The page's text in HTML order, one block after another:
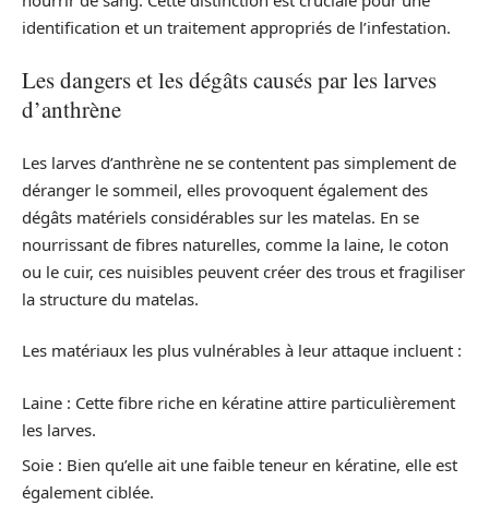
identification et un traitement appropriés de l’infestation.
Les dangers et les dégâts causés par les larves
d’anthrène
Les larves d’anthrène ne se contentent pas simplement de
déranger le sommeil, elles provoquent également des
dégâts matériels considérables sur les matelas. En se
nourrissant de fibres naturelles, comme la laine, le coton
ou le cuir, ces nuisibles peuvent créer des trous et fragiliser
la structure du matelas.
Les matériaux les plus vulnérables à leur attaque incluent :
Laine : Cette fibre riche en kératine attire particulièrement
les larves.
Soie : Bien qu’elle ait une faible teneur en kératine, elle est
également ciblée.